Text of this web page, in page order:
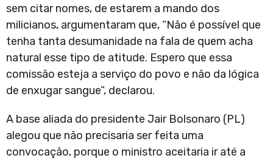
sem citar nomes, de estarem a mando dos
milicianos, argumentaram que, “Não é possível que
tenha tanta desumanidade na fala de quem acha
natural esse tipo de atitude. Espero que essa
comissão esteja a serviço do povo e não da lógica
de enxugar sangue”, declarou.
A base aliada do presidente Jair Bolsonaro (PL)
alegou que não precisaria ser feita uma
convocação, porque o ministro aceitaria ir até a